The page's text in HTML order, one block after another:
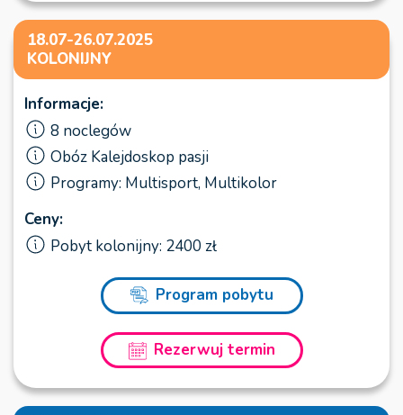
18.07-26.07.2025
KOLONIJNY
Informacje:
8 noclegów
Obóz Kalejdoskop pasji
Programy: Multisport, Multikolor
Ceny:
Pobyt kolonijny: 2400 zł
Program pobytu
Rezerwuj termin